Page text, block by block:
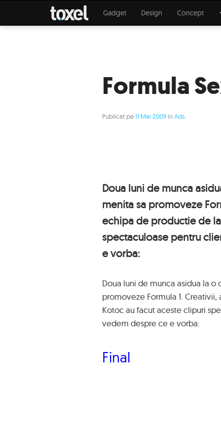
Gadget Design Concept
Formula
Publicat pe11 Mai 2009 inAds
Doua luni de munca
menita sa promoveze
echipa de productie de
spectaculoase pentru
e vorba:
Doua luni de munca asidua la
promoveze Formula 1.
Kotoc au facut aceste clipuri
vedem despre ce e vorba:
Final